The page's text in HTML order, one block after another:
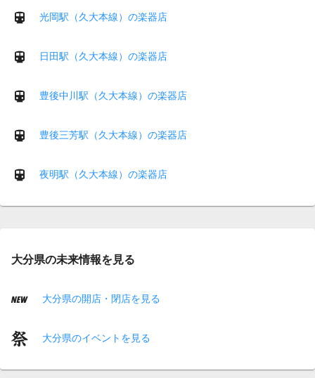
光岡駅（久大本線）の楽器店
日田駅（久大本線）の楽器店
豊後中川駅（久大本線）の楽器店
豊後三芳駅（久大本線）の楽器店
夜明駅（久大本線）の楽器店
大分県の未来情報を見る
大分県の開店・閉店を見る
大分県のイベントを見る